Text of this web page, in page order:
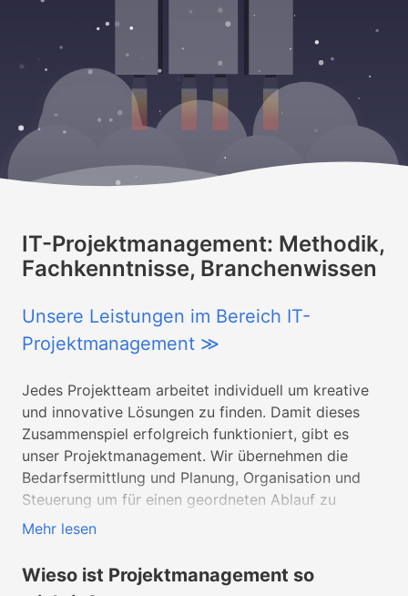
IT-Projektmanagement: Methodik,
Fachkenntnisse, Branchenwissen
Unsere Leistungen im Bereich IT-
Projektmanagement ≫
Jedes Projektteam arbeitet individuell um kreative
und innovative Lösungen zu finden. Damit dieses
Zusammenspiel erfolgreich funktioniert, gibt es
unser Projektmanagement. Wir übernehmen die
Bedarfsermittlung und Planung, Organisation und
Steuerung um für einen geordneten Ablauf zu
sorgen. Mit sowohl technischen Fachkenntnissen, als
kompetenter Ansprechspartner für Auftraggeber,
Abteilungen und Teams. Durch die Nutzung
Mehr lesen
Wieso ist Projektmanagement so